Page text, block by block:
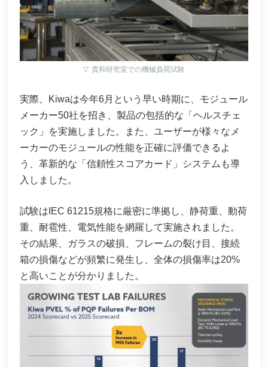
▽ 貴和研究室での機械負荷試験
実際、Kiwaは今年6月という早い時期に、モジュール
メーカー50社を招き、製品の包括的な「ヘルスチェ
ック」を実施しました。また、ユーザーが様々なメ
ーカーのモジュールの性能を正確に評価できるよ
う、革新的な「信頼性スコアカード」システムも導
入しました。
試験はIEC 61215規格に厳密に準拠し、静荷重、動荷
重、耐雹性、電気性能を網羅して実施されました。
その結果、ガラスの破損、フレームの裂け目、接続
箱の損傷などが頻繁に発生し、全体の損傷率は20%
と高いことが分かりました。